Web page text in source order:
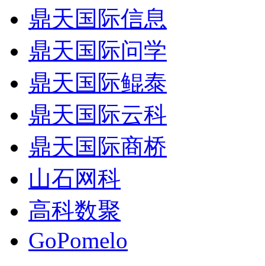
鼎天国际信息
鼎天国际问学
鼎天国际鲲泰
鼎天国际云科
鼎天国际商桥
山石网科
高科数聚
GoPomelo